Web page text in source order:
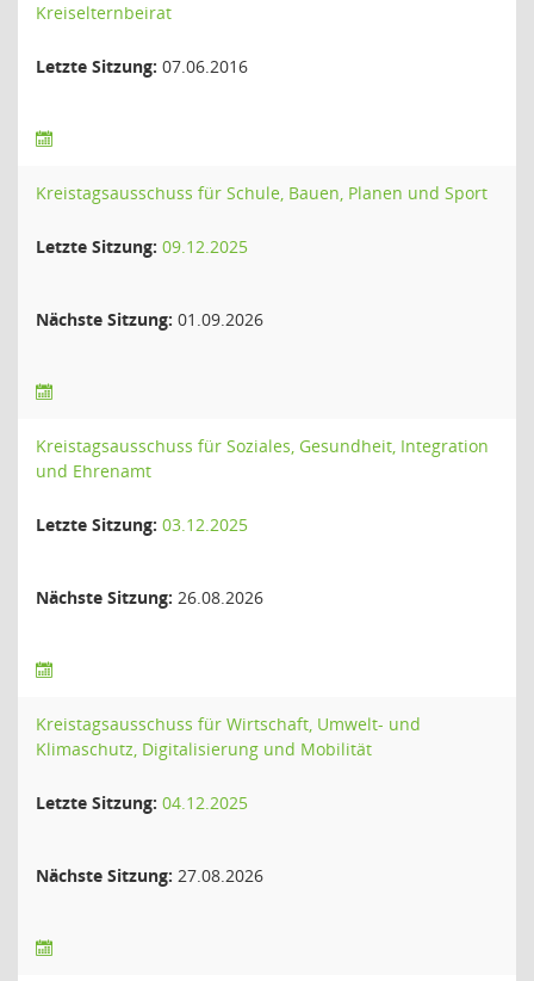
Kreiselternbeirat
Letzte Sitzung: 07.06.2016
Kreistagsausschuss für Schule, Bauen, Planen und Sport
Letzte Sitzung: 09.12.2025
Nächste Sitzung: 01.09.2026
Kreistagsausschuss für Soziales, Gesundheit, Integration
und Ehrenamt
Letzte Sitzung: 03.12.2025
Nächste Sitzung: 26.08.2026
Kreistagsausschuss für Wirtschaft, Umwelt- und
Klimaschutz, Digitalisierung und Mobilität
Letzte Sitzung: 04.12.2025
Nächste Sitzung: 27.08.2026